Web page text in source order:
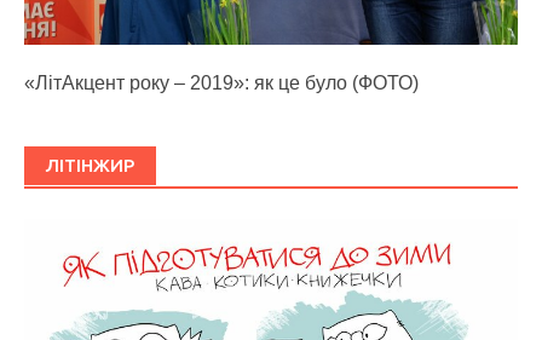
«ЛітАкцент року – 2019»: як це було (ФОТО)
ЛІТІНЖИР